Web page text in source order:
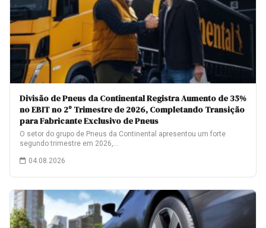
Divisão de Pneus da Continental Registra Aumento de 35%
no EBIT no 2º Trimestre de 2026, Completando Transição
para Fabricante Exclusivo de Pneus
O setor do grupo de Pneus da Continental apresentou um forte
segundo trimestre em 2026,…
04.08.2026